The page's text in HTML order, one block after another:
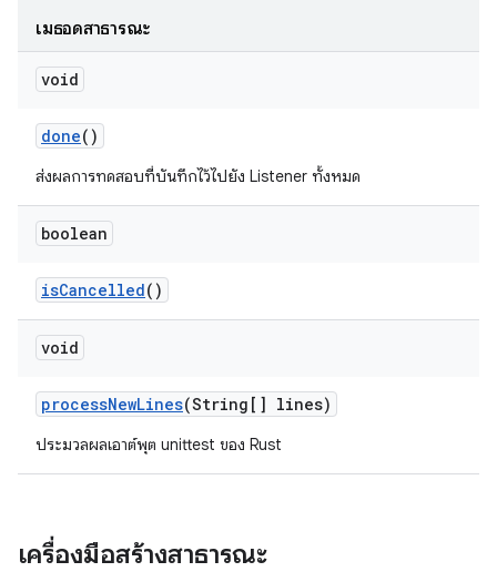
เมธอดสาธารณะ
void
done()
ส่งผลการทดสอบที่บันทึกไว้ไปยัง Listener ทั้งหมด
boolean
isCancelled()
void
processNewLines(String[] lines)
ประมวลผลเอาต์พุต unittest ของ Rust
เครื่องมือสร้างสาธารณะ